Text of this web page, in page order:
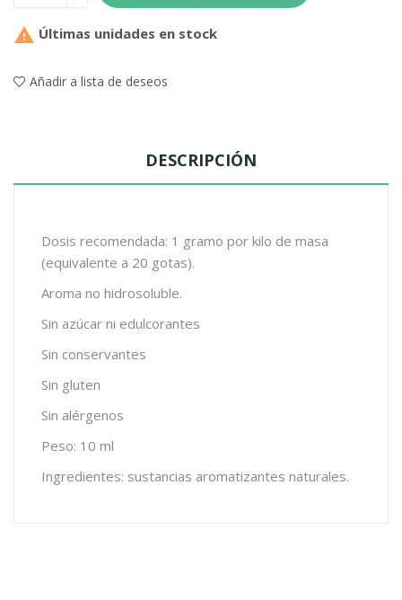
 Últimas unidades en stock
Añadir a lista de deseos
DESCRIPCIÓN
Dosis recomendada: 1 gramo por kilo de masa
(equivalente a 20 gotas).
Aroma no hidrosoluble.
Sin azúcar ni edulcorantes
Sin conservantes
Sin gluten
Sin alérgenos
Peso: 10 ml
Ingredientes: sustancias aromatizantes naturales.